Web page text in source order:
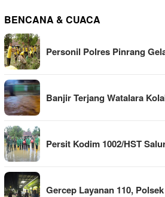
BENCANA & CUACA
Personil Polres Pinrang
Banjir Terjang Watalara
Persit Kodim 1002/HST
Gercep Layanan 110,